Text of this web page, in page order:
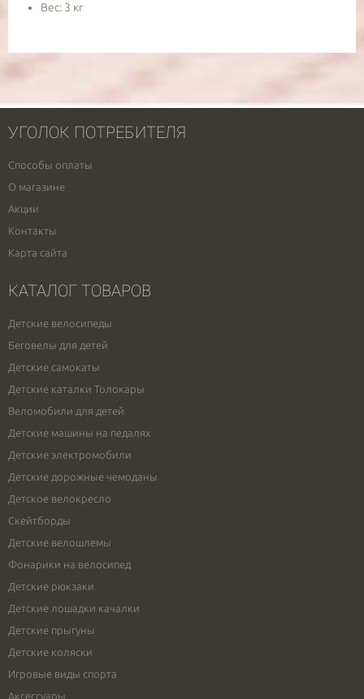
Вес: 3 кг
УГОЛОК ПОТРЕБИТЕЛЯ
Способы оплаты
О магазине
Акции
Контакты
Карта сайта
КАТАЛОГ ТОВАРОВ
Детские велосипеды
Беговелы для детей
Детские самокаты
Детские каталки Толокары
Веломобили для детей
Детские машины на педалях
Детские электромобили
Детские дорожные чемоданы
Детское велокресло
Скейтборды
Детские велошлемы
Фонарики на велосипед
Детские рюкзаки
Детские лошадки качалки
Детские прыгуны
Детские коляски
Игровые виды спорта
Аксессуары